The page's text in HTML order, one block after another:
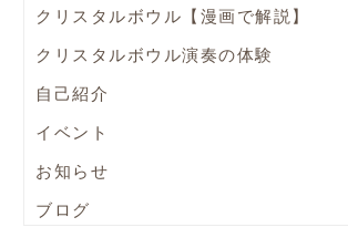
クリスタルボウル【漫画で解説】
クリスタルボウル演奏の体験
自己紹介
イベント
お知らせ
ブログ